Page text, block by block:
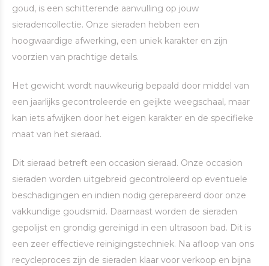
goud, is een schitterende aanvulling op jouw
sieradencollectie. Onze sieraden hebben een
hoogwaardige afwerking, een uniek karakter en zijn
voorzien van prachtige details.
Het gewicht wordt nauwkeurig bepaald door middel van
een jaarlijks gecontroleerde en geijkte weegschaal, maar
kan iets afwijken door het eigen karakter en de specifieke
maat van het sieraad.
Dit sieraad betreft een occasion sieraad. Onze occasion
sieraden worden uitgebreid gecontroleerd op eventuele
beschadigingen en indien nodig gerepareerd door onze
vakkundige goudsmid. Daarnaast worden de sieraden
gepolijst en grondig gereinigd in een ultrasoon bad. Dit is
een zeer effectieve reinigingstechniek. Na afloop van ons
recycleproces zijn de sieraden klaar voor verkoop en bijna